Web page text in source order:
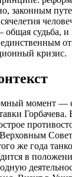
законным
общая судьба,
кризис.
момент —
Горбачева.
же года
в